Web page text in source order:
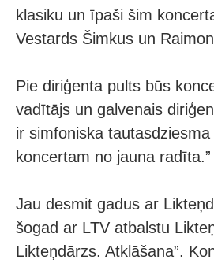
klasiku un īpaši šim
Vestards Šimkus un
Pie diriģenta pults būs
vadītājs un galvenais
ir simfoniska
koncertam no jauna radīta.”
Jau desmit gadus ar
šogad ar LTV atbalstu
Likteņdārzs. Atklāšana”.